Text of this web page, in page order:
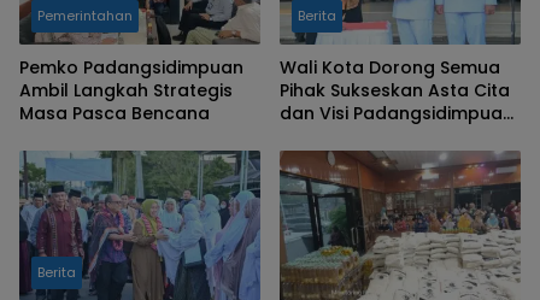
Pemerintahan
Pemko Padangsidimpuan
Ambil Langkah Strategis
Masa Pasca Bencana
Berita
Wali Kota Dorong Semua
Pihak Sukseskan Asta Cita
dan Visi Padangsidimpuan
Berita